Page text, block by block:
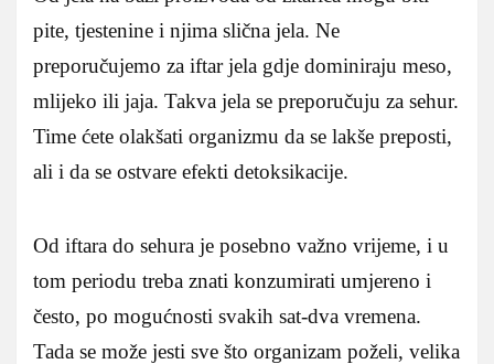
pite, tjestenine i njima slična jela. Ne
preporučujemo za iftar jela gdje dominiraju meso,
mlijeko ili jaja. Takva jela se preporučuju za sehur.
Time ćete olakšati organizmu da se lakše preposti,
ali i da se ostvare efekti detoksikacije.
Od iftara do sehura je posebno važno vrijeme, i u
tom periodu treba znati konzumirati umjereno i
često, po mogućnosti svakih sat-dva vremena.
Tada se može jesti sve što organizam poželi, velika